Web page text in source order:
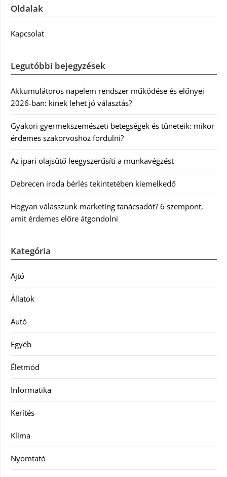
Oldalak
Kapcsolat
Legutóbbi bejegyzések
Akkumulátoros napelem rendszer működése és előnyei
2026-ban: kinek lehet jó választás?
Gyakori gyermekszemészeti betegségek és tüneteik: mikor
érdemes szakorvoshoz fordulni?
Az ipari olajsütő leegyszerűsíti a munkavégzést
Debrecen iroda bérlés tekintetében kiemelkedő
Hogyan válasszunk marketing tanácsadót? 6 szempont,
amit érdemes előre átgondolni
Kategória
Ajtó
Állatok
Autó
Egyéb
Életmód
Informatika
Kerítés
Klíma
Nyomtató